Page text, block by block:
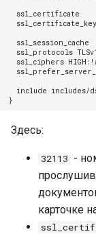
ssl_certificate
ssl_session_cache
ssl_protocols
ssl_ciphers
include includes/
Здесь:
32113 -
карточке